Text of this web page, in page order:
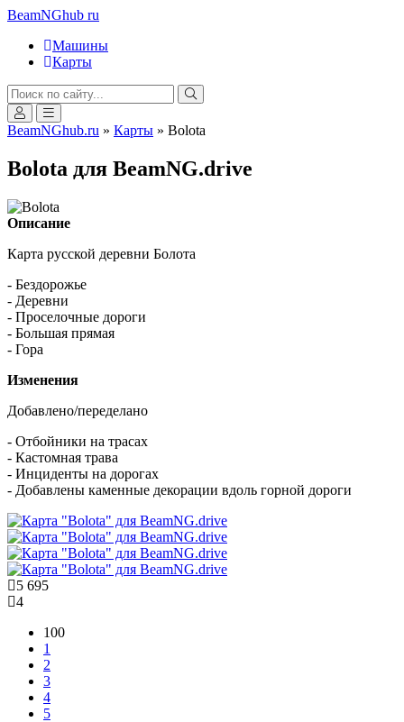
BeamNGhub ru
Машины
Карты
BeamNGhub.ru » Карты » Bolota
Bolota для BeamNG.drive
Описание
Карта русской деревни Болота
- Бездорожье
- Деревни
- Проселочные дороги
- Большая прямая
- Гора
Изменения
Добавлено/переделано
- Отбойники на трасах
- Кастомная трава
- Инциденты на дорогах
- Добавлены каменные декорации вдоль горной дороги
5 695
4
100
1
2
3
4
5